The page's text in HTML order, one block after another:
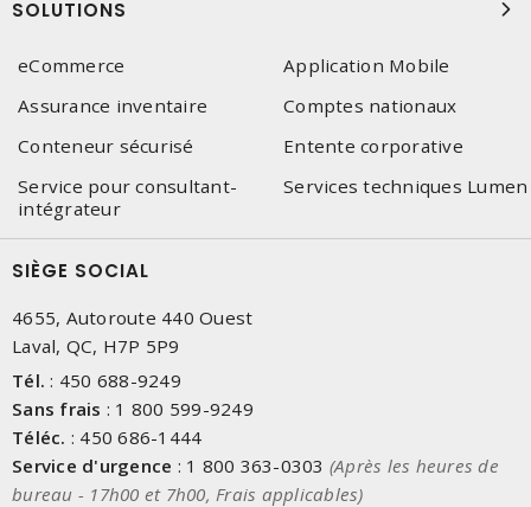
SOLUTIONS
eCommerce
Application Mobile
Assurance inventaire
Comptes nationaux
Conteneur sécurisé
Entente corporative
Service pour consultant-
intégrateur
Services techniques Lumen
SIÈGE SOCIAL
4655, Autoroute 440 Ouest
Laval, QC, H7P 5P9
Tél. : 450 688-9249
Sans frais : 1 800 599-9249
Téléc. : 450 686-1444
Service d'urgence : 1 800 363-0303 (Après les heures de
bureau - 17h00 et 7h00, Frais applicables)